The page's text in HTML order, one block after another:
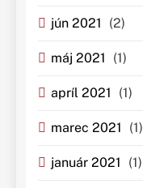
jún 2021 (2)
máj 2021 (1)
apríl 2021 (1)
marec 2021 (1)
január 2021 (1)